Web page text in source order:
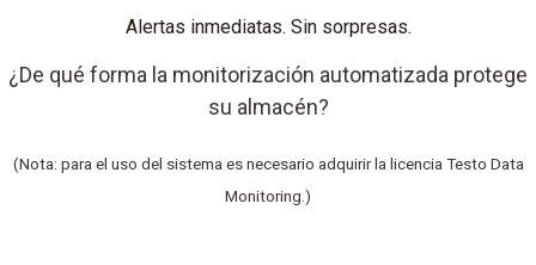
Alertas inmediatas. Sin sorpresas.
¿De qué forma la monitorización automatizada protege
su almacén?
(Nota: para el uso del sistema es necesario adquirir la licencia Testo Data
Monitoring.)